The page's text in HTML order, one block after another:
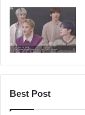
Best Post